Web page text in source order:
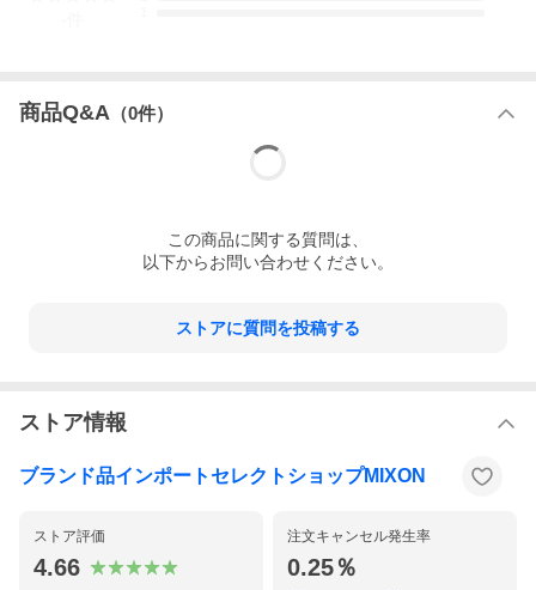
商品Q&A （0件）
この商品に関する質問は、
以下からお問い合わせください。
ストアに質問を投稿する
ストア情報
ブランド品インポートセレクトショップMIXON
ストア評価
4.66
注文キャンセル発生率
0.25％